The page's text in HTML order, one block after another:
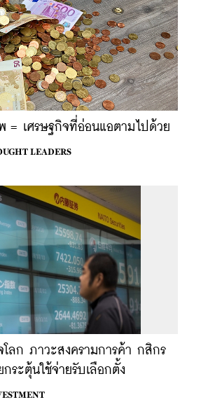
พ = เศรษฐกิจที่อ่อนแอตามไปด้วย
LEADERS
โลก ภาวะสงครามการค้า กสิกร
กระตุ้นใช้จ่ายรับเลือกตั้ง